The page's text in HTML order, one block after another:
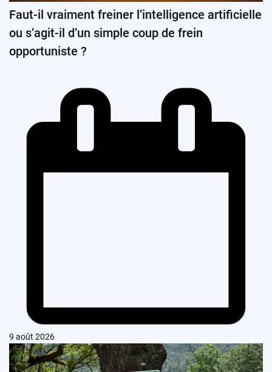
Faut-il vraiment freiner l’intelligence artificielle
ou s’agit-il d’un simple coup de frein
opportuniste ?
9 août 2026